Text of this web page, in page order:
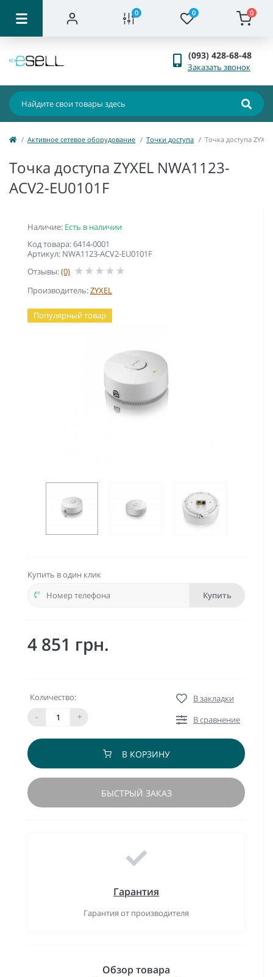
0 0 0
(093) 428-68-48
Заказать звонок
Активное сетевое оборудование Точки доступа Точка доступа
Точка доступа ZYXEL NWA1123-
ACV2-EU0101F
Наличие: Есть в наличии
Код товара: 6414-0001
Артикул: NWA1123-ACV2-EU0101F
Отзывы:(0)
Производитель:ZYXEL
Популярный товар
Купить в один клик
Купить
4 851 грн.
Количество:
-
+
В закладки
В сравнение
В КОРЗИНУ
БЫСТРЫЙ ЗАКАЗ
Гарантия
Гарантия от производителя
Обзор товара